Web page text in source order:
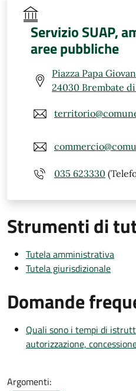
Servizio SUAP,
aree pubbliche
Piazza Papa
24030 Brembate
035 623330
Strumenti di
Tutela amministrativa
Tutela giurisdizionale
Domande
Quali sono i tempi di
autorizzazione,
Argomenti: